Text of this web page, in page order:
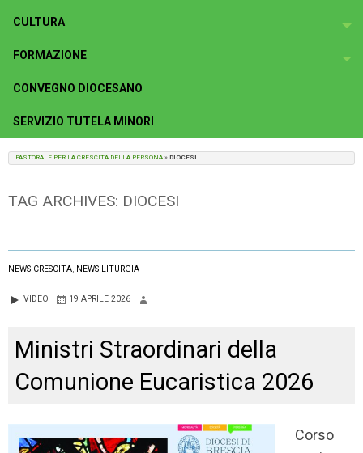
CULTURA
FORMAZIONE
CONVEGNO DIOCESANO
SERVIZIO TUTELA MINORI
PASTORALE PER LA CRESCITA DELLA PERSONA » DIOCESI
TAG ARCHIVES: DIOCESI
NEWS CRESCITA, NEWS LITURGIA
VIDEO 19 APRILE 2026
Ministri Straordinari della
Comunione Eucaristica 2026
Corso